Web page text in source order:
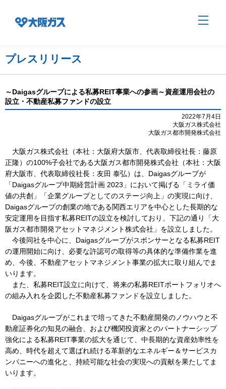
社会貢献
技術開発
サステナビリティ
IR情報
採用情報
プレスリリース
プレスリリース
～Daigasグループによる私募REIT事業への参画～資産運用会社の
設立・不動産私募ファンドの設立
2022年7月4日
大阪ガス株式会社
大阪ガス都市開発株式会社
大阪ガス株式会社（本社：大阪府大阪市、代表取締役社長：藤原
正隆）の100%子会社である大阪ガス都市開発株式会社（本社：大阪
府大阪市、代表取締役社長：友田 泰弘）は、Daigasグループが
「Daigasグループ中期経営計画 2023」において掲げる「ミライ価
値の共創」「企業グループとしてのステージ向上」の実現に向け、
Daigasグループの創業の地である関西エリアを中心とした長期的な
安定運用を目指す私募REITの設立を検討しており、下記の通り「大
阪ガス都市開発アセットマネジメント株式会社」を設立しました。
今後同社を中心に、Daigasグループがスポンサーとなる私募REIT
の運用開始に向け、必要な許認可の取得等の具体的な準備作業を進
め、今後、不動産アセットマネジメント事業の拡大に取り組んでま
いります。
また、私募REIT設立に向けて、将来の私募REITポートフォリオへ
の組み入れを企図した不動産私募ファンドを設立しました。
Daigasグループがこれまで培ってきた不動産開発のノウハウと不
動産証券化の知見の融合、および機関投資家とのパートナーシップ
強化による私募REIT事業の拡大を通じて、中長期的な資産効率性を
高め、時代を超えて選ばれ続ける革新的なエネルギー＆サービスカ
ンパニーへの進化と、持続可能な社会の実現への貢献を果たしてま
いります。